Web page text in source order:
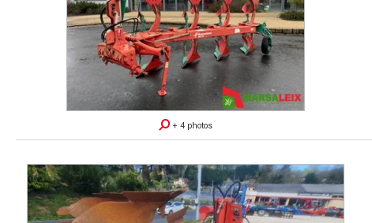
+ 4 photos